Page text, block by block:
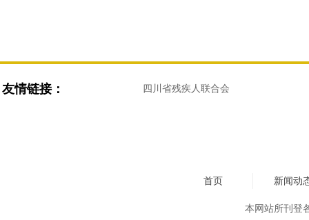
四川省残疾人联合会
友情链接：
首页 新闻动
本网站所刊登